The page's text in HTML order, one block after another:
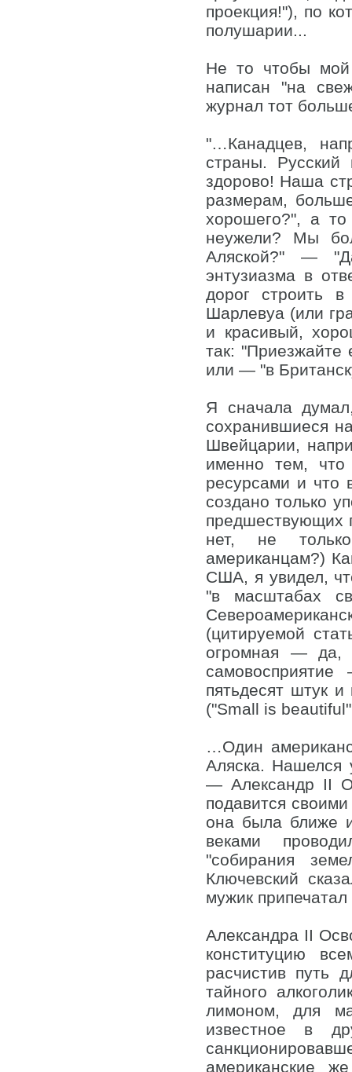
проекция!"), по
полушарии...
Не то чтобы
написан "на
журнал тот
"…Канадцев,
страны. Русский
здорово! Наша
размерам,
хорошего?", а
неужели? Мы
Аляской?" —
энтузиазма в
дорог строить
Шарлевуа (или
и красивый,
так:
или — "в
Я сначала
сохранившиеся
Швейцарии,
именно тем, что
ресурсами и что
создано только
предшествующих
нет, не
американцам?)
США, я увидел,
"в масштабах
(цитируемой
огромная — да,
пятьдесят штук
("Small is
…Один
Аляска. Нашелся
— Александр II
подавится
она была ближе
веками
"собирания
Ключевский
мужик
Александра II
конституцию
расчистив путь
тайного
лимоном, для
известное в
американские